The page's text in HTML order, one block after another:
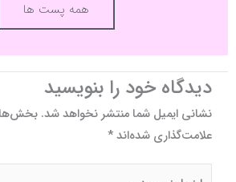
همه پست ها
دیدگاه‌ خود را بنویسید
نشانی ایمیل شما منتشر نخواهد شد.
علامت‌گذاری شده‌اند*